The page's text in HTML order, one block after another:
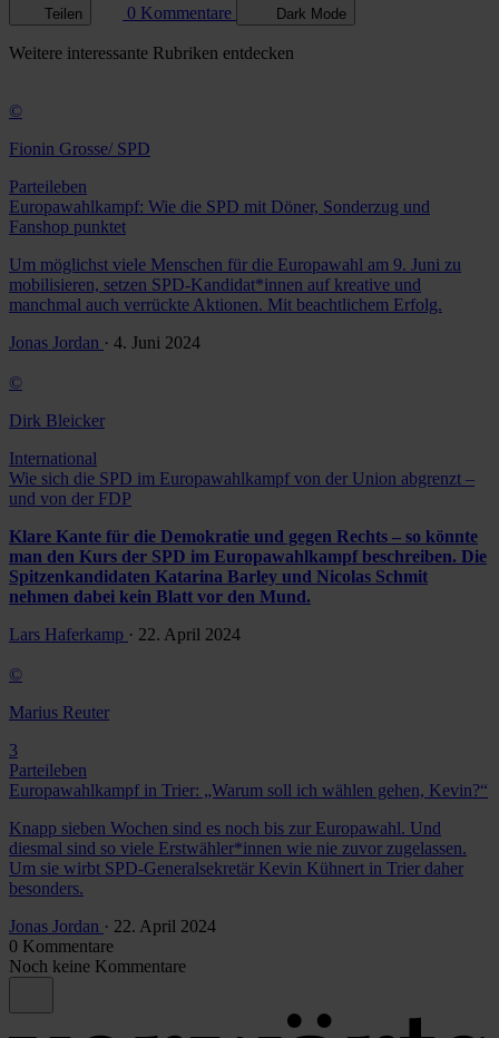
Teilen 0 Kommentare Dark Mode
Weitere interessante Rubriken entdecken
©
Fionin Grosse/ SPD
Parteileben
Europawahlkampf: Wie die SPD mit Döner, Sonderzug und
Fanshop punktet
Um möglichst viele Menschen für die Europawahl am 9. Juni zu
mobilisieren, setzen SPD-Kandidat*innen auf kreative und
manchmal auch verrückte Aktionen. Mit beachtlichem Erfolg.
Jonas Jordan · 4. Juni 2024
©
Dirk Bleicker
International
Wie sich die SPD im Europawahlkampf von der Union abgrenzt –
und von der FDP
Klare Kante für die Demokratie und gegen Rechts – so könnte
man den Kurs der SPD im Europawahlkampf beschreiben. Die
Spitzenkandidaten Katarina Barley und Nicolas Schmit
nehmen dabei kein Blatt vor den Mund.
Lars Haferkamp · 22. April 2024
©
Marius Reuter
3
Parteileben
Europawahlkampf in Trier: „Warum soll ich wählen gehen, Kevin?“
Knapp sieben Wochen sind es noch bis zur Europawahl. Und
diesmal sind so viele Erstwähler*innen wie nie zuvor zugelassen.
Um sie wirbt SPD-Generalsekretär Kevin Kühnert in Trier daher
besonders.
Jonas Jordan · 22. April 2024
0 Kommentare
Noch keine Kommentare